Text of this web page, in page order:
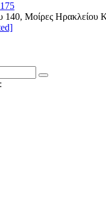
140, Μοίρες Ηρακλείου